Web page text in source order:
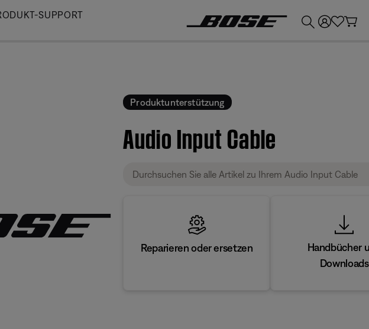
SUPPORT
Produktunterstützung
Audio Input Cable
Reparieren oder ersetzen
Handbücher
Downloads